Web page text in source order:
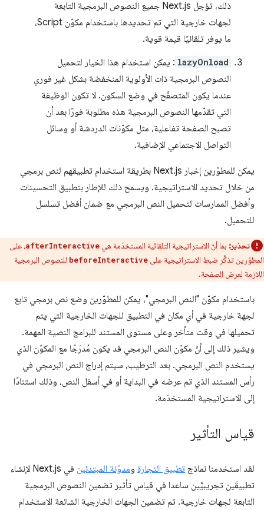
ذلك، تؤجل Next.js جميع النصوص البرمجية التابعة
لجهات خارجية التي تم تحديدها باستخدام مكوّن Script،
ما يوفر تلقائيًا قيمة قوية.
lazyOnload : يمكن استخدام هذا الخيار لتحميل
النصوص البرمجية ذات الأولوية المنخفضة بشكل غير فوري
عندما يكون المتصفّح في وضع السكون. لا تكون الوظيفة
التي تقدّمها النصوص البرمجية هذه مطلوبة فورًا بعد أن
تصبح الصفحة تفاعلية، مثل مكوّنات الدردشة أو وسائل
التواصل الاجتماعي الإضافية.
يمكن للمطوّرين إخبار Next.js بطريقة استخدام تطبيقهم لنص برمجي
من خلال تحديد الاستراتيجية. ويسمح ذلك للإطار بتطبيق التحسينات
وأفضل الممارسات لتحميل النص البرمجي مع ضمان أفضل تسلسل
للتحميل.
تحذير: بما أنّ الاستراتيجية التلقائية المستخدَمة هي afterInteractive، على
المطوّرين تذكُّر ضبط الاستراتيجية على beforeInteractive للنصوص البرمجية
اللازمة لعرض الصفحة.
باستخدام مكوّن "النص البرمجي"، يمكن للمطوّرين وضع نص برمجي تابع
لجهة خارجية في أي مكان في التطبيق للجهات الخارجية التي يتم
تحميلها في وقت متأخر وعلى مستوى المستند للبرامج النصية المهمة.
ويشير ذلك إلى أنّ مكوّن النص البرمجي قد يكون مُدرَجًا مع المكوّن الذي
يستخدم النص البرمجي. بعد الترطيب، سيتم إدراج النص البرمجي في
رأس المستند الذي تم عرضه في البداية أو في أسفل النص، وذلك استنادًا
إلى الاستراتيجية المستخدَمة.
قياس التأثير
لقد استخدمنا نماذج تطبيق التجارة ومدوّنة المبتدئين
في Next.js لإنشاء
تطبيقَين تجريبيَّين ساعدا في قياس تأثير تضمين النصوص البرمجية
التابعة لجهات خارجية. تم تضمين الجهات الخارجية الشائعة الاستخدام